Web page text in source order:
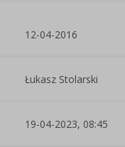
12-04-2016
Łukasz Stolarski
19-04-2023, 08:45